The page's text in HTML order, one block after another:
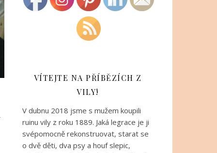
VÍTEJTE NA PŘÍBĚZÍCH Z
VILY!
V dubnu 2018 jsme s mužem koupili
ruinu vily z roku 1889. Jaká legrace je ji
svépomocně rekonstruovat, starat se
o dvě děti, dva psy a houf slepic,